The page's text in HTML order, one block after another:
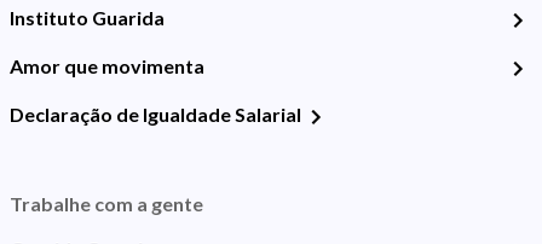
Instituto Guarida
Amor que movimenta
Declaração de Igualdade Salarial
Trabalhe com a gente